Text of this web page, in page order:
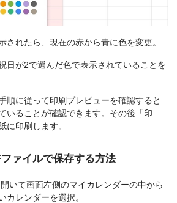
されたら、現在の赤から青に色を変更。
日が2で選んだ色で表示されていることを
順に従って印刷プレビューを確認すると
いることが確認できます。その後「印
に印刷します。
ァイルで保存する方法
いて画面左側のマイカレンダーの中から
カレンダーを選択。